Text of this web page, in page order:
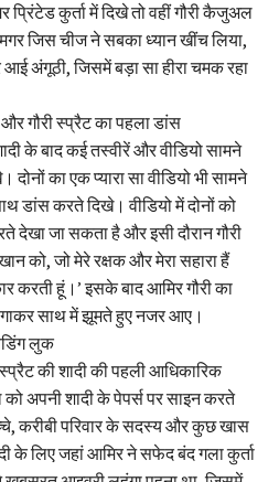
कुर्ता में दिखे तो वहीं गौरी कैजुअल
जिस चीज ने सबका ध्यान खींच लिया,
आई अंगूठी, जिसमें बड़ा सा हीरा चमक रहा
गौरी स्प्रैट का पहला डांस
के बाद कई तस्वीरें और वीडियो सामने
का एक प्यारा सा वीडियो भी सामने
डांस करते दिखे। वीडियो में दोनों को
देखा जा सकता है और इसी दौरान गौरी
को, जो मेरे रक्षक और मेरा सहारा हैं
करती हूं।’ इसके बाद आमिर गौरी का
साथ में झूमते हुए नजर आए।
लुक
की शादी की पहली आधिकारिक
अपनी शादी के पेपर्स पर साइन करते
करीबी परिवार के सदस्य और कुछ खास
के लिए जहां आमिर ने सफेद बंद गला कुर्ता